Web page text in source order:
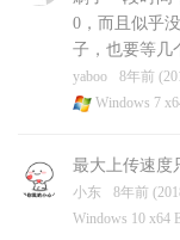
0，而且似乎
子，也要等几
yaboo 8年前
Windows 7
最大上传速度
小东 8年前
Windows 10 x64